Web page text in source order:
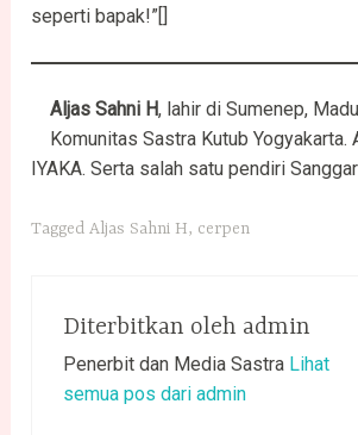
seperti bapak!”[]
Aljas Sahni H, lahir di Sumenep,
Komunitas Sastra Kutub
IYAKA. Serta salah satu pendiri
TaggedAljas Sahni H, cerpen
Diterbitkan oleh admin
Penerbit dan Media Sastra Lihat
semua pos dari admin